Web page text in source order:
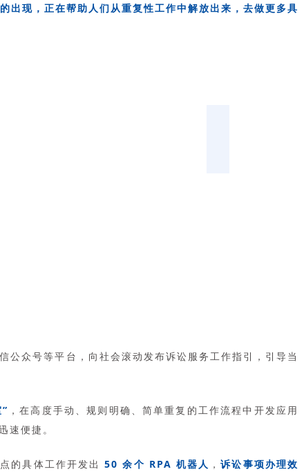
出现，正在帮助人们从重复性工作中解放出来，去做更多具
公众号等平台，向社会滚动发布诉讼服务工作指引，引导当
，在高度手动、规则明确、简单重复的工作流程中开发应用
便捷。
的具体工作开发出50 余个 RPA 机器人 ，诉讼事项办理效